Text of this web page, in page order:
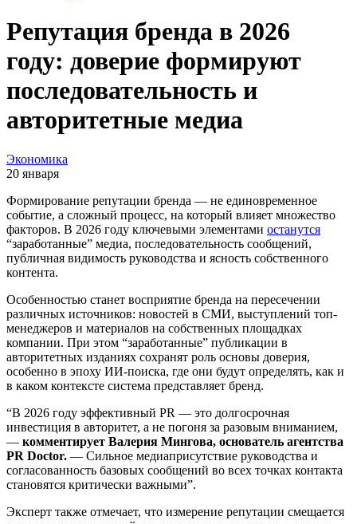
Репутация бренда в 2026
году: доверие формируют
последовательность и
авторитетные медиа
Экономика
20 января
Формирование репутации бренда — не единовременное
событие, а сложный процесс, на который влияет множество
факторов. В 2026 году ключевыми элементами останутся
“заработанные” медиа, последовательность сообщений,
публичная видимость руководства и ясность собственного
контента.
Особенностью станет восприятие бренда на пересечении
различных источников: новостей в СМИ, выступлений топ-
менеджеров и материалов на собственных площадках
компании. При этом “заработанные” публикации в
авторитетных изданиях сохранят роль основы доверия,
особенно в эпоху ИИ-поиска, где они будут определять, как и
в каком контексте система представляет бренд.
“В 2026 году эффективный PR — это долгосрочная
инвестиция в авторитет, а не погоня за разовым вниманием,
— комментирует Валерия Мингова, основатель агентства
PR Doctor. — Сильное медиаприсутствие руководства и
согласованность базовых сообщений во всех точках контакта
становятся критически важными”.
Эксперт также отмечает, что измерение репутации смещается